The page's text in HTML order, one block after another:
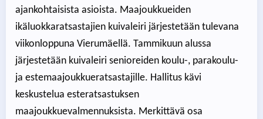
ajankohtaisista asioista. Maajoukkueiden
ikäluokkaratsastajien kuivaleiri järjestetään tulevana
viikonloppuna Vierumäellä. Tammikuun alussa
järjestetään kuivaleiri senioreiden koulu-, parakoulu-
ja estemaajoukkueratsastajille. Hallitus kävi
keskustelua esteratsastuksen
maajoukkuevalmennuksista. Merkittävä osa